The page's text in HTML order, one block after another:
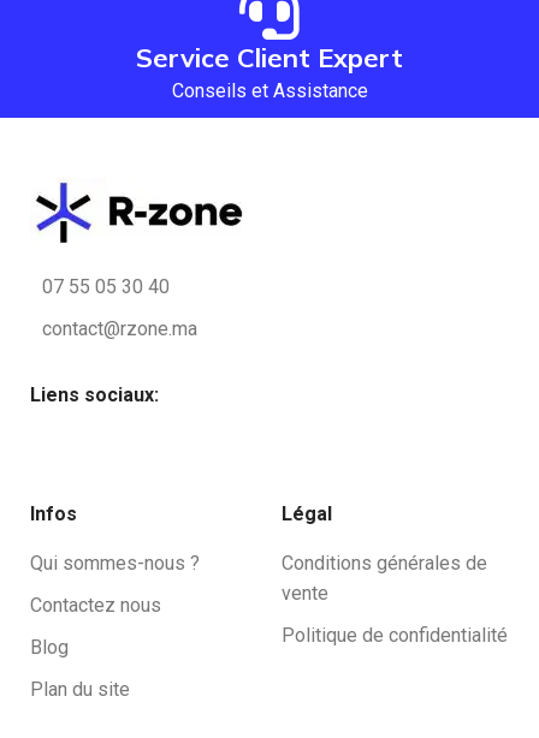
Service Client Expert
Conseils et Assistance
07 55 05 30 40
contact@rzone.ma
Liens sociaux:
Infos
Qui sommes-nous ?
Contactez nous
Blog
Plan du site
Légal
Conditions générales de
vente
Politique de confidentialité